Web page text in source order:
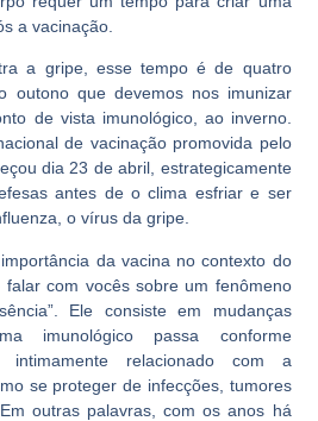
a vacinação.
a gripe, esse tempo é de quatro
outono que devemos nos imunizar
de vista imunológico, ao inverno.
de vacinação promovida pelo
dia 23 de abril, estrategicamente
antes de o clima esfriar e ser
o vírus da gripe.
da vacina no contexto do
com vocês sobre um fenômeno
Ele consiste em mudanças
imunológico passa conforme
intimamente relacionado com a
se proteger de infecções, tumores
outras palavras, com os anos há